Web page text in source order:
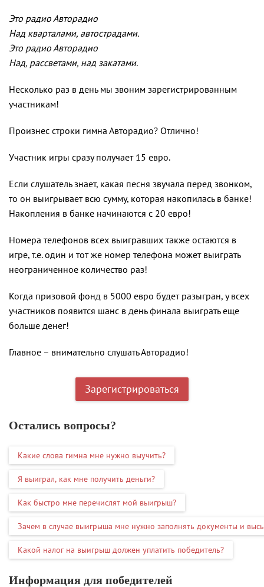
Это радио Авторадио
Над кварталами, автострадами.
Это радио Авторадио
Над, рассветами, над закатами.
Несколько раз в день мы звоним зарегистрированным
участникам!
Произнес строки гимна Авторадио? Отлично!
Участник игры сразу получает 15 евро.
Если слушатель знает, какая песня звучала перед звонком,
то он выигрывает всю сумму, которая накопилась в банке!
Накопления в банке начинаются с 20 евро!
Номера телефонов всех выигравших также остаются в
игре, т.е. один и тот же номер телефона может выиграть
неограниченное количество раз!
Когда призовой фонд в 5000 евро будет разыгран, у всех
участников появится шанс в день финала выиграть еще
больше денег!
Главное – внимательно слушать Авторадио!
Зарегистрироваться
Остались вопросы?
Какие слова гимна мне нужно выучить?
Я выиграл, как мне получить деньги?
Как быстро мне перечислят мой выигрыш?
Зачем в случае выигрыша мне нужно заполнять документы и
Какой налог на выигрыш должен уплатить победитель?
Информация для победителей